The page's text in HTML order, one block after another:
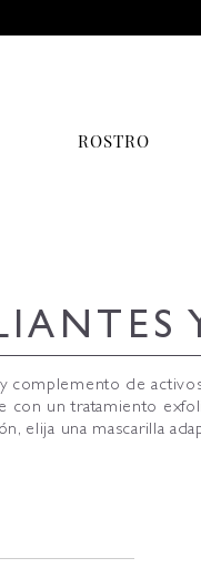
ROSTRO
complemento de
con un tratamiento
elija una mascarilla